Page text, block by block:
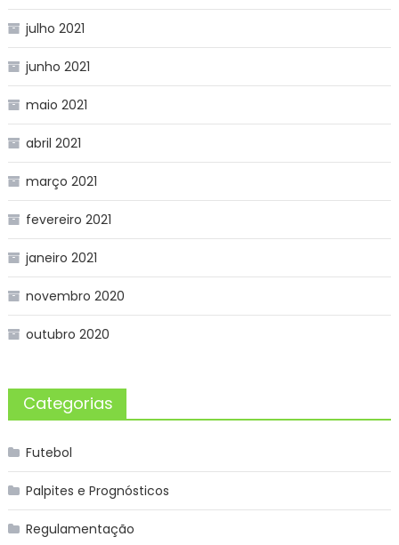
julho 2021
junho 2021
maio 2021
abril 2021
março 2021
fevereiro 2021
janeiro 2021
novembro 2020
outubro 2020
Categorias
Futebol
Palpites e Prognósticos
Regulamentação